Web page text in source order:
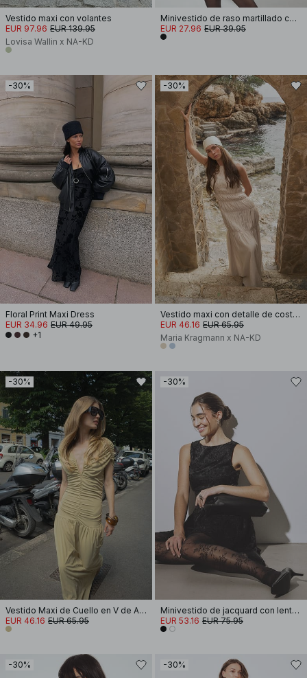
Vestido maxi con volantes
EUR 97.96 EUR 139.95
Lovisa Wallin x NA-KD
Minivestido de raso martillado con lazo en la espalda
EUR 27.96 EUR 39.95
-30%
Floral Print Maxi Dress
EUR 34.96 EUR 49.95
+1
-30%
Vestido maxi con detalle de costura
EUR 46.16 EUR 65.95
Maria Kragmann x NA-KD
-30%
Vestido Maxi de Cuello en V de Alambre
EUR 46.16 EUR 65.95
-30%
Minivestido de jacquard con lentejuelas y volantes en la cadera
EUR 53.16 EUR 75.95
-30% -30%